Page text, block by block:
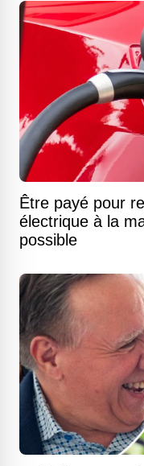
Être payé pour
électrique à la
possible